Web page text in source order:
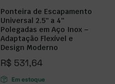
Ponteira de Escapamento
Universal 2.5″ a 4″
Polegadas em Aço Inox –
Adaptação Flexível e
Design Moderno
R$ 531,64
Em estoque